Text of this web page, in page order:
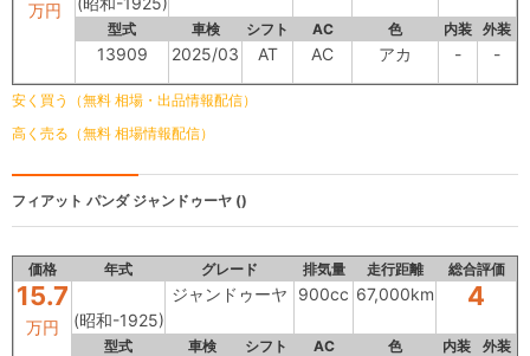
万円
型式 車検 シフト AC 色 内装 外装
13909 2025/03 AT AC アカ - -
安く買う（無料 相場・出品情報配信）
高く売る（無料 相場情報配信）
フィアット パンダジャンドゥーヤ ()
価格 年式 グレード 排気量 走行距離 総合評価
15.7
万円 (昭和-1925)
ジャンドゥーヤ 900cc 67,000km 4
型式 車検 シフト AC 色 内装 外装